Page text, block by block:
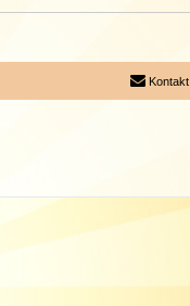
Kontakt